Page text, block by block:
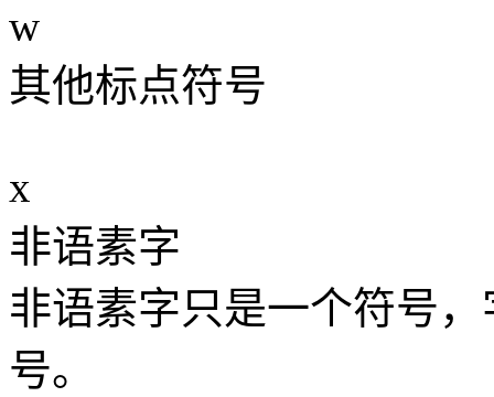
w
其他标点符号
x
非语素字
非语素字只是一个符号
号。